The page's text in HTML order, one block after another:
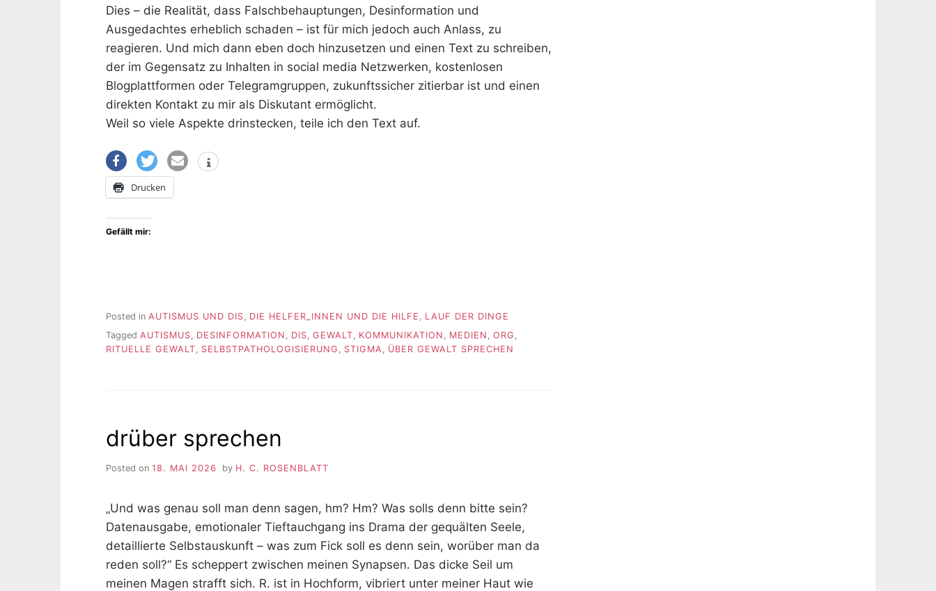
Dies – die Realität, dass Falschbehauptungen, Desinformation und
Ausgedachtes erheblich schaden – ist für mich jedoch auch Anlass, zu
reagieren. Und mich dann eben doch hinzusetzen und einen Text zu schreiben,
der im Gegensatz zu Inhalten in social media Netzwerken, kostenlosen
Blogplattformen oder Telegramgruppen, zukunftssicher zitierbar ist und einen
direkten Kontakt zu mir als Diskutant ermöglicht.
Weil so viele Aspekte drinstecken, teile ich den Text auf.
Drucken
Gefällt mir:
Posted in AUTISMUS UND DIS, DIE HELFER_INNEN UND DIE HILFE , LAUF DER DINGE
Tagged AUTISMUS DESINFORMATION DIS GEWALT KOMMUNIKATION MEDIEN ORG
RITUELLE GEWALT
SELBSTPATHOLOGISIERUNG STIGMA ÜBER GEWALT SPRECHEN
drüber sprechen
Posted on 18. MAI 2026 by H. C. ROSENBLATT
„Und was genau soll man denn sagen, hm? Hm? Was solls denn bitte sein?
Datenausgabe, emotionaler Tieftauchgang ins Drama der gequälten Seele,
detaillierte Selbstauskunft – was zum Fick soll es denn sein, worüber man da
reden soll?“ Es scheppert zwischen meinen Synapsen. Das dicke Seil um
meinen Magen strafft sich. R. ist in Hochform, vibriert unter meiner Haut wie